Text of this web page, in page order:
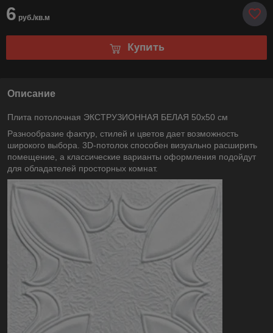
6 руб./кв.м
Купить
Описание
Плита потолочная ЭКСТРУЗИОННАЯ БЕЛАЯ 50х50 см
Разнообразие фактур, стилей и цветов дает возможность
широкого выбора. 3D-потолок способен визуально расширить
помещение, а классические варианты оформления подойдут
для обладателей просторных комнат.